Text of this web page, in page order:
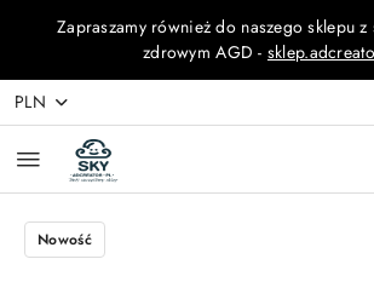
Przejdź do treści głównej
Przejdź do wyszukiwarki
Przejdź do moje konto
Przejdź do menu głównego
Przejdź do opisu produktu
Przejdź do stopki
Zapraszamy również do naszego sklepu z
zdrowym AGD -
PLN
Nowość